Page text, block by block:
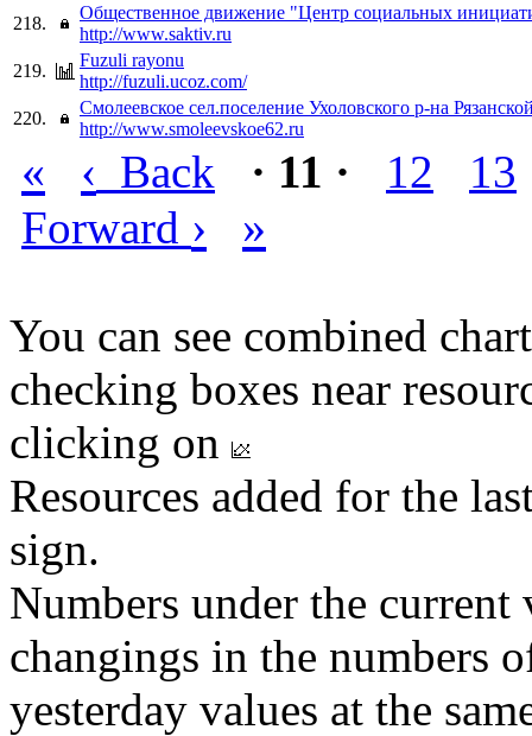
218.
Общественное движение "Центр социальных
http://www.saktiv.ru
219.
Fuzuli rayonu
http://fuzuli.ucoz.com/
220.
Смолеевское сел.поселение Ухоловского р-на
http://www.smoleevskoe62.ru
« ‹ Back · 11 · 12
13
Forward › »
You can see combined
checking boxes near
clicking on
Resources added for the
sign.
Numbers under the
changings in the numbers
yesterday values at the